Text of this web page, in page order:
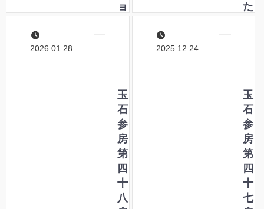
ョ
ス
タ
マ
イ
ズ
術
た
業
の
バ
レ
ッ
ト
ジ
ョ
2026.01.28
玉
石
参
房
第
四
十
八
2025.12.24
玉
石
参
房
第
四
十
七